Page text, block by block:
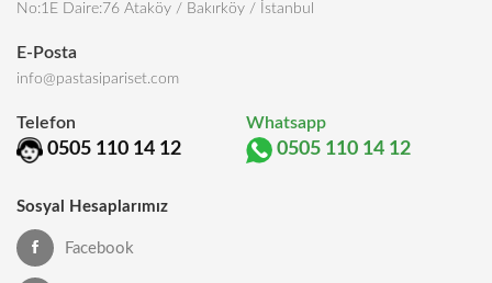
No:1E Daire:76 Ataköy / Bakırköy / İstanbul
E-Posta
info@pastasipariset.com
Telefon
0505 110 14 12
Whatsapp
0505 110 14 12
Sosyal Hesaplarımız
Facebook